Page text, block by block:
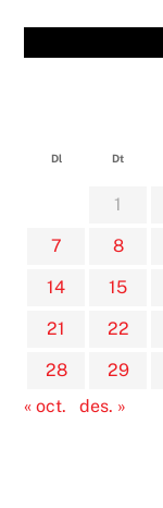
Dl Dt
1
7
8
14
15
21
22
28
29
« oct.
des. »